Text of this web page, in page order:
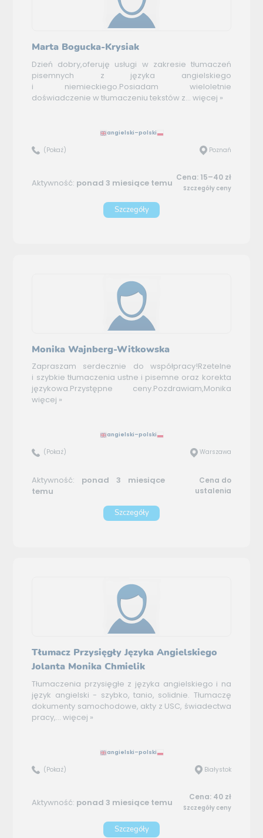
Marta Bogucka-Krysiak
Dzień dobry,oferuję usługi w zakresie tłumaczeń
pisemnych z języka angielskiego
i niemieckiego.Posiadam wieloletnie
doświadczenie w tłumaczeniu tekstów z... więcej »
angielski–polski
(Pokaż) Poznań
Aktywność: ponad 3 miesiące temu Cena: 15–40 zł
Szczegóły ceny
Szczegóły
Monika Wajnberg-Witkowska
Zapraszam serdecznie do współpracy!Rzetelne
i szybkie tłumaczenia ustne i pisemne oraz korekta
językowa.Przystępne ceny.Pozdrawiam,Monika
więcej »
angielski–polski
(Pokaż) Warszawa
Aktywność: ponad 3 miesiące
temu
Cena do
ustalenia
Szczegóły
Tłumacz Przysięgły Języka Angielskiego
Jolanta Monika Chmielik
Tłumaczenia przysięgłe z języka angielskiego i na
język angielski - szybko, tanio, solidnie. Tłumaczę
dokumenty samochodowe, akty z USC, świadectwa
pracy,... więcej »
angielski–polski
(Pokaż) Białystok
Aktywność: ponad 3 miesiące temu Cena: 40 zł
Szczegóły ceny
Szczegóły